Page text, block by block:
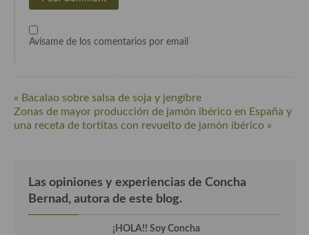
Avísame de los comentarios por email
« Bacalao sobre salsa de soja y jengibre
Zonas de mayor producción de jamón ibérico en España y
una receta de tortitas con revuelto de jamón ibérico »
Las opiniones y experiencias de Concha
Bernad, autora de este blog.
¡HOLA!! Soy Concha